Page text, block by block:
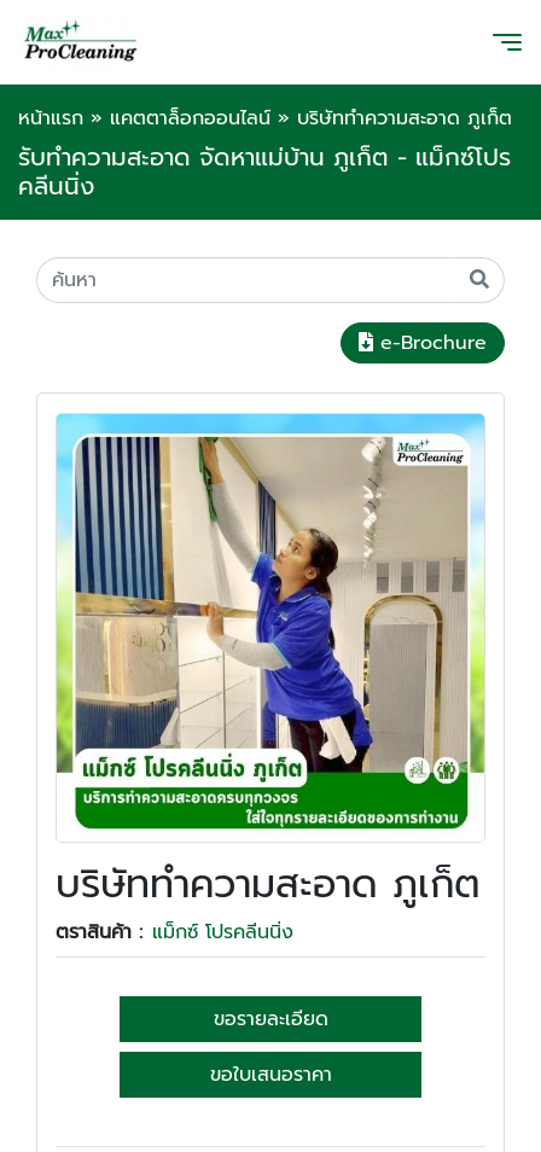
หน้าแรก » แคตตาล็อกออนไลน์ » บริษัททำความสะอาด ภูเก็ต
รับทำความสะอาด จัดหาแม่บ้าน ภูเก็ต - แม็กซ์โปร
คลีนนิ่ง
e-Brochure
บริษัททำความสะอาด ภูเก็ต
ตราสินค้า : แม็กซ์ โปรคลีนนิ่ง
ขอรายละเอียด
ขอใบเสนอราคา